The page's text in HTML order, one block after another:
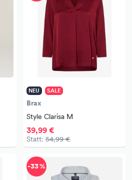
NEU SALE
Brax
Style Clarisa M
39,99 €
Statt: 54,99 €
-33 %